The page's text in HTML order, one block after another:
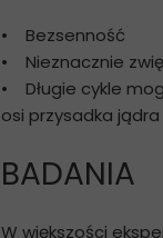
• Bezsenność
• Nieznacznie
• Długie cykle
osi przysadka
BADANIA
W większości